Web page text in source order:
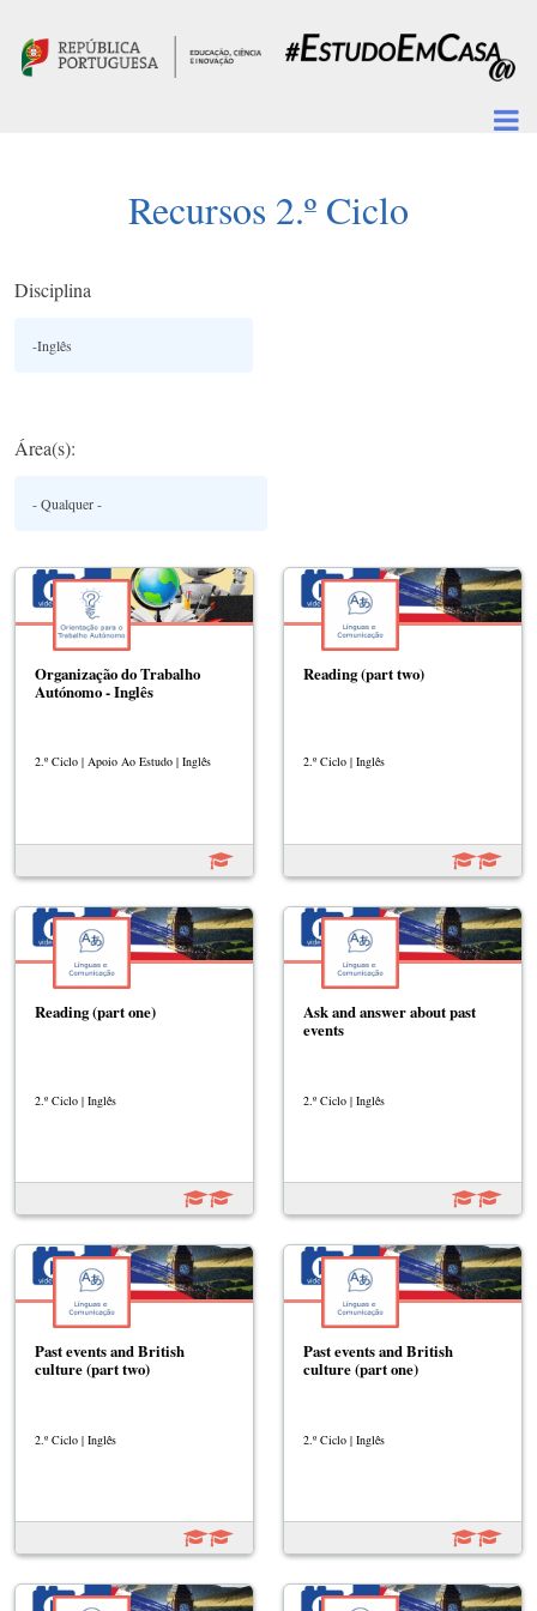
Recursos 2.º Ciclo
Disciplina
Área(s):
Organização do Trabalho
Autónomo - Inglês
2.º Ciclo | Apoio Ao Estudo | Inglês
Reading (part two)
2.º Ciclo | Inglês
Reading (part one)
2.º Ciclo | Inglês
Ask and answer about past
events
2.º Ciclo | Inglês
Past events and British
culture (part two)
2.º Ciclo | Inglês
Past events and British
culture (part one)
2.º Ciclo | Inglês